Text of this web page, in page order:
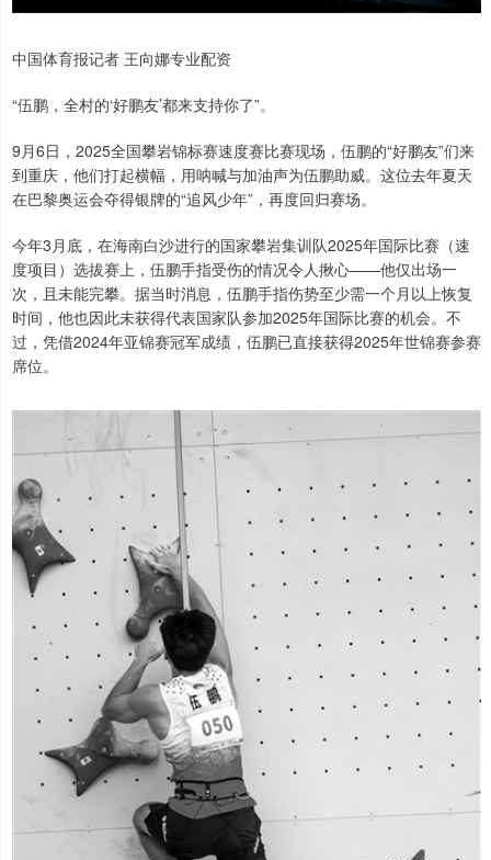
中国体育报记者 王向娜专业配资
“伍鹏，全村的‘好鹏友’都来支持你了”。
9月6日，2025全国攀岩锦标赛速度赛比赛现场，伍鹏的“好鹏友”们来
到重庆，他们打起横幅，用呐喊与加油声为伍鹏助威。这位去年夏天
在巴黎奥运会夺得银牌的“追风少年”，再度回归赛场。
今年3月底，在海南白沙进行的国家攀岩集训队2025年国际比赛（速
度项目）选拔赛上，伍鹏手指受伤的情况令人揪心——他仅出场一
次，且未能完攀。据当时消息，伍鹏手指伤势至少需一个月以上恢复
时间，他也因此未获得代表国家队参加2025年国际比赛的机会。不
过，凭借2024年亚锦赛冠军成绩，伍鹏已直接获得2025年世锦赛参赛
席位。